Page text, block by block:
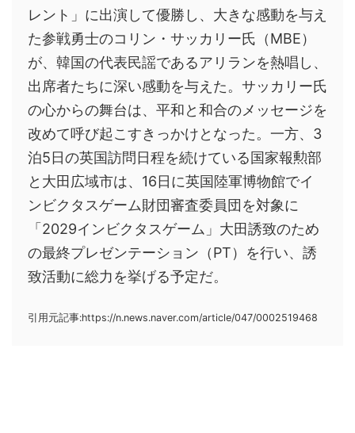
レント」に出演して優勝し、大きな感動を与え
た参戦勇士のコリン・サッカリー氏（MBE）
が、韓国の代表民謡であるアリランを熱唱し、
出席者たちに深い感動を与えた。サッカリー氏
の心からの舞台は、平和と和合のメッセージを
改めて呼び起こすきっかけとなった。一方、3
泊5日の英国訪問日程を続けている国家報勲部
と大田広域市は、16日に英国陸軍博物館でイ
ンビクタスゲーム財団審査委員団を対象に
「2029インビクタスゲーム」大田誘致のため
の最終プレゼンテーション（PT）を行い、誘
致活動に総力を挙げる予定だ。
引用元記事:https://n.news.naver.com/article/047/0002519468